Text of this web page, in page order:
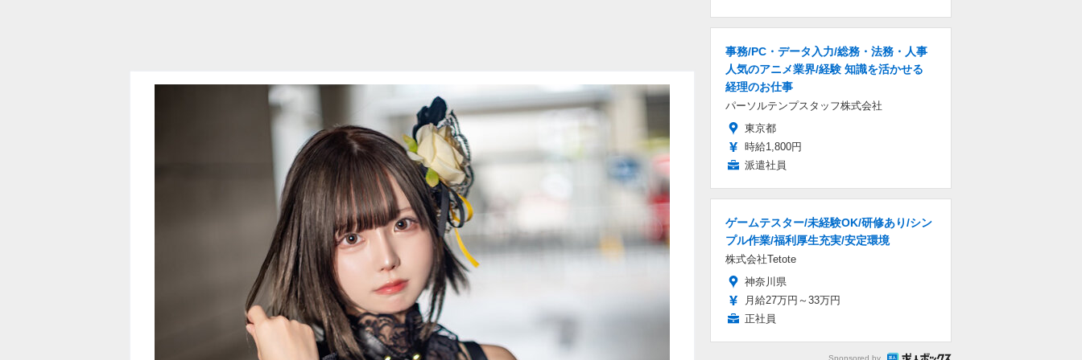
事務/PC・データ入力/総務・法務・人事
人気のアニメ業界/経験 知識を活かせる
経理のお仕事
パーソルテンプスタッフ株式会社
東京都
時給1,800円
派遣社員
ゲームテスター/未経験OK/研修あり/シン
プル作業/福利厚生充実/安定環境
株式会社Tetote
神奈川県
月給27万円～33万円
正社員
Sponsored by